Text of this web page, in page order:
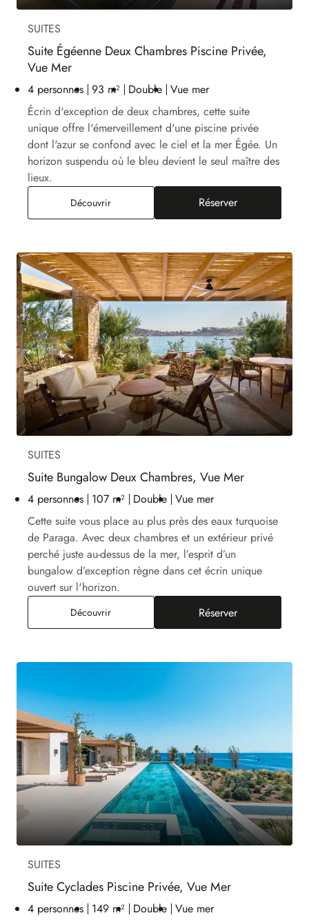
SUITES
Suite Égéenne Deux Chambres Piscine Privée,
Vue Mer
4 personnes 93 m² Double Vue mer
Écrin d'exception de deux chambres, cette suite
unique offre l'émerveillement d'une piscine privée
dont l'azur se confond avec le ciel et la mer Égée. Un
horizon suspendu où le bleu devient le seul maître des
lieux.
DécouvrirSuite Égéenne Deux Chambres Piscine Privée,
Réserver
SUITES
Suite Bungalow Deux Chambres, Vue Mer
4 personnes 107 m² Double Vue mer
Cette suite vous place au plus près des eaux turquoise
de Paraga. Avec deux chambres et un extérieur privé
perché juste au-dessus de la mer, l’esprit d’un
bungalow d’exception règne dans cet écrin unique
ouvert sur l'horizon.
DécouvrirSuite Bungalow Deux Chambres, Vue Mer
Réserver
SUITES
Suite Cyclades Piscine Privée, Vue Mer
4 personnes 149 m² Double Vue mer